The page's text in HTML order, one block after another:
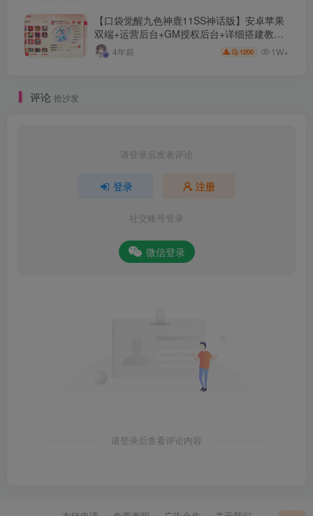
【口袋觉醒九色神鹿11SS神话版】安卓苹果
双端+运营后台+GM授权后台+详细搭建教
程。 4年前 1200 1W+
评论 抢沙发
请登录后发表评论
登录 注册
社交账号登录
微信登录
请登录后查看评论内容